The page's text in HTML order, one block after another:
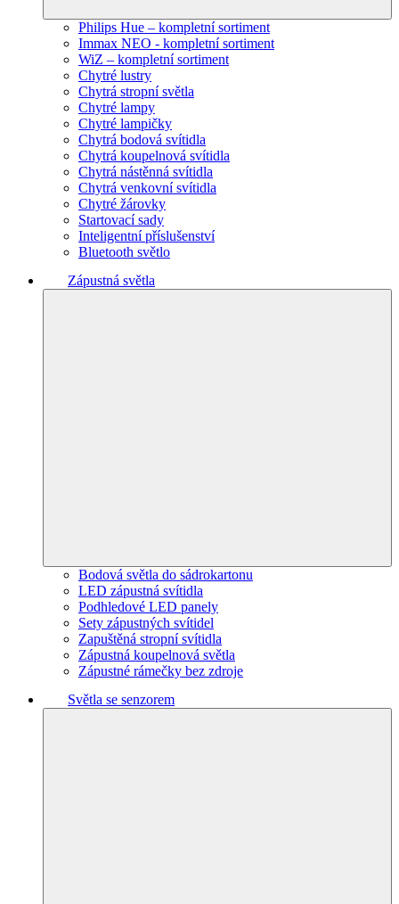
Philips Hue – kompletní sortiment
Immax NEO - kompletní sortiment
WiZ – kompletní sortiment
Chytré lustry
Chytrá stropní světla
Chytré lampy
Chytré lampičky
Chytrá bodová svítidla
Chytrá koupelnová svítidla
Chytrá nástěnná svítidla
Chytrá venkovní svítidla
Chytré žárovky
Startovací sady
Inteligentní příslušenství
Bluetooth světlo
Zápustná světla
Bodová světla do sádrokartonu
LED zápustná svítidla
Podhledové LED panely
Sety zápustných svítidel
Zapuštěná stropní svítidla
Zápustná koupelnová světla
Zápustné rámečky bez zdroje
Světla se senzorem